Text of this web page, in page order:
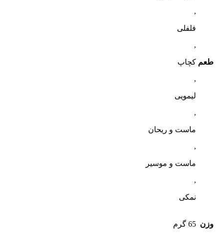
طعم
,
فلفلی
,
کچاپ
,
لیمویی
,
ماست و ریحان
,
ماست و موسیر
,
نمکی
وزن 65 گرم